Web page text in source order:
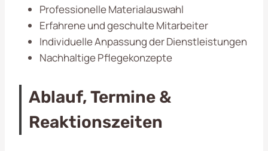
Professionelle Materialauswahl
Erfahrene und geschulte Mitarbeiter
Individuelle Anpassung der Dienstleistungen
Nachhaltige Pflegekonzepte
Ablauf, Termine &
Reaktionszeiten